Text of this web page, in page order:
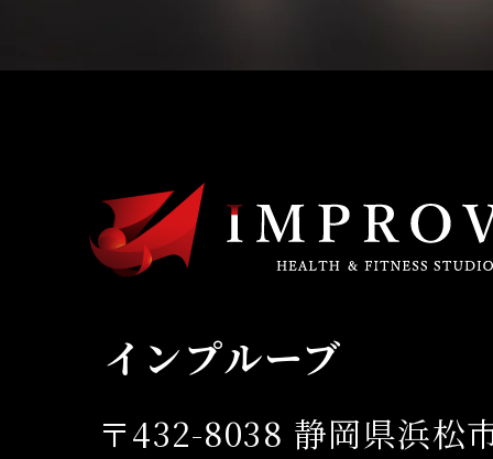
インプルーブ
〒432-8038 静岡県浜松